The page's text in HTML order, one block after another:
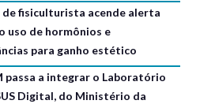
fisiculturista acende alerta
uso de hormônios e
para ganho estético
passa a integrar o Laboratório
Digital, do Ministério da